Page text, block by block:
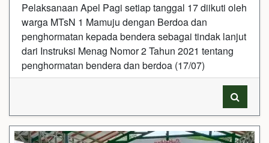
Pelaksanaan Apel Pagi setiap tanggal 17 diikuti oleh
warga MTsN 1 Mamuju dengan Berdoa dan
penghormatan kepada bendera sebagai tindak lanjut
dari Instruksi Menag Nomor 2 Tahun 2021 tentang
penghormatan bendera dan berdoa (17/07)